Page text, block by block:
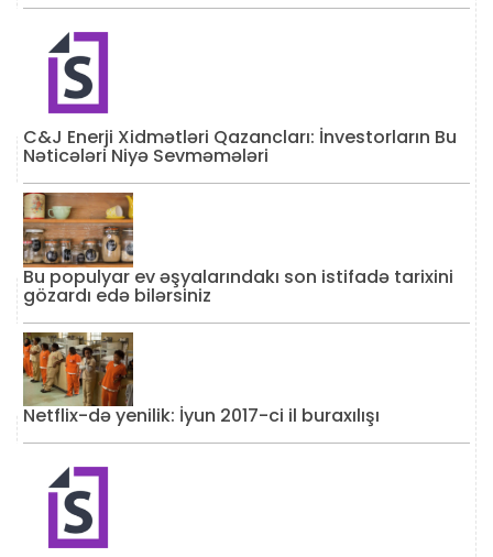
C&J Enerji Xidmətləri Qazancları: İnvestorların Bu
Nəticələri Niyə Sevməmələri
Bu populyar ev əşyalarındakı son istifadə tarixini
gözardı edə bilərsiniz
Netflix-də yenilik: İyun 2017-ci il buraxılışı